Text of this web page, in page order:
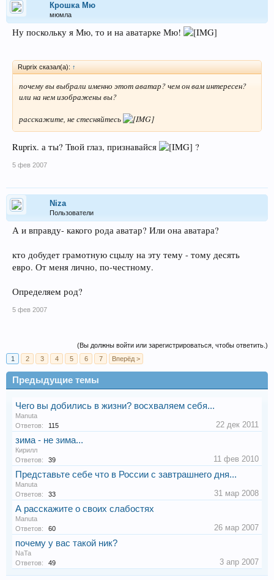
Крошка Мю
мюмла
Ну поскольку я Мю, то и на аватарке Мю!
Ruprix сказал(а): ↑
почему вы выбрали именно этот аватар? чем он вам интересен?
или на нем изображены вы?
расскажите, не стесняйтесь
Ruprix. а ты? Твой глаз, признавайся ?
5 фев 2007
Niza
Пользователи
А и вправду- какого рода аватар? Или она аватара?
кто добудет грамотную сцылу на эту тему - тому десять
евро. От меня лично, по-честному.
Определяем род?
5 фев 2007
(Вы должны войти или зарегистрироваться, чтобы ответить.)
1
2 3 4 5 6 7 Вперёд >
Предыдущие темы
Чего вы добились в жизни? восхваляем себя...
Manuta
Ответов:
115 22 дек 2011
зима - не зима...
Кирилл
Ответов:
39 11 фев 2010
Представьте себе что в России с завтрашнего дня...
Manuta
Ответов:
33 31 мар 2008
А расскажите о своих слабостях
Manuta
Ответов:
60 26 мар 2007
почему у вас такой ник?
NaTa
Ответов:
49 3 апр 2007